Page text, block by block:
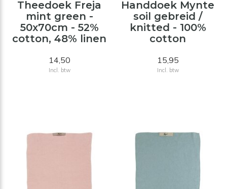
Theedoek Freja
mint green -
50x70cm - 52%
cotton, 48% linen
14,50
Incl. btw
Handdoek Mynte
soil gebreid /
knitted - 100%
cotton
15,95
Incl. btw